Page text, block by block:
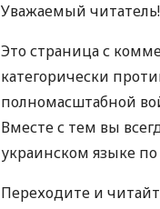
Уважаемый читатель!
Это страница с
категорически
полномасштабной
Вместе с тем вы
украинском языке по
Переходите и